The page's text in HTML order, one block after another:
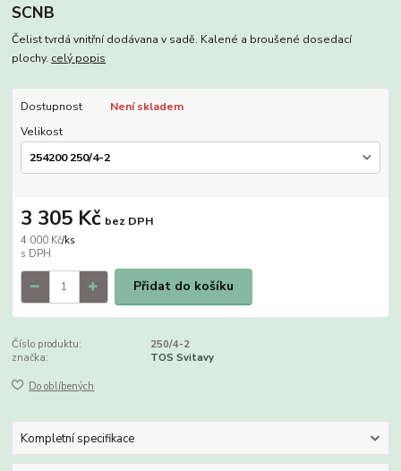
SCNB
Čelist tvrdá vnitřní dodávana v sadě. Kalené a broušené dosedací
plochy. celý popis
Dostupnost
Není skladem
Velikost
4 000 Kč/ks
3 305 Kč bez DPH
Přidat do košíku
Číslo produktu:
250/4-2
značka:
TOS Svitavy
Do oblíbených
Kompletní specifikace